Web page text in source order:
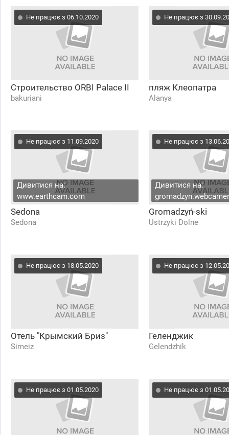
Не працює з 06.10.2020
Строительство ORBI Palace II
bakuriani
Не працює з
пляж Клеопатра
Alanya
Не працює з 11.09.2020
Дивитися на:
www.earthcam.com
Sedona
Sedona
Не працює з
Дивитися на:
Gromadzyń-ski
Ustrzyki Dolne
Не працює з 18.05.2020
Отель "Крымский Бриз"
Simeiz
Не працює з
Геленджик
Gelendzhik
Не працює з 01.05.2020 Не працює з